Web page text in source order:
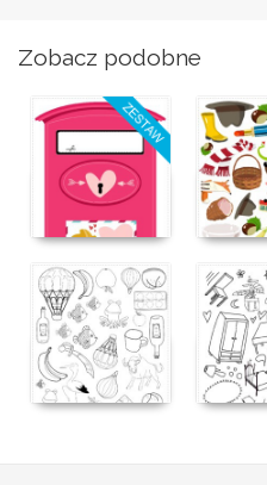
Zobacz podobne